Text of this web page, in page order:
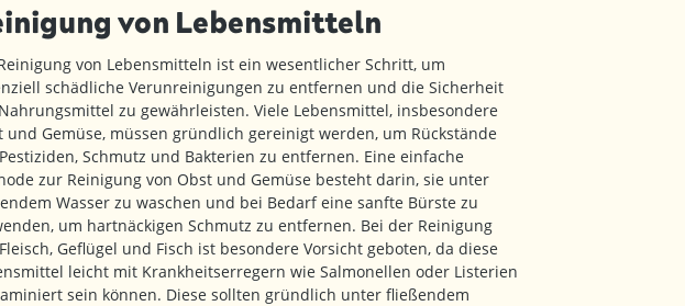
von Lebensmitteln
von Lebensmitteln ist ein wesentlicher Schritt, um
schädliche Verunreinigungen zu entfernen und die Sicherheit
zu gewährleisten. Viele Lebensmittel, insbesondere
und Gemüse, müssen gründlich gereinigt werden, um Rückstände
Schmutz und Bakterien zu entfernen. Eine einfache
zur Reinigung von Obst und Gemüse besteht darin, sie unter
Wasser zu waschen und bei Bedarf eine sanfte Bürste zu
um hartnäckigen Schmutz zu entfernen. Bei der Reinigung
Geflügel und Fisch ist besondere Vorsicht geboten, da diese
leicht mit Krankheitserregern wie Salmonellen oder Listerien
sein können. Diese sollten gründlich unter fließendem